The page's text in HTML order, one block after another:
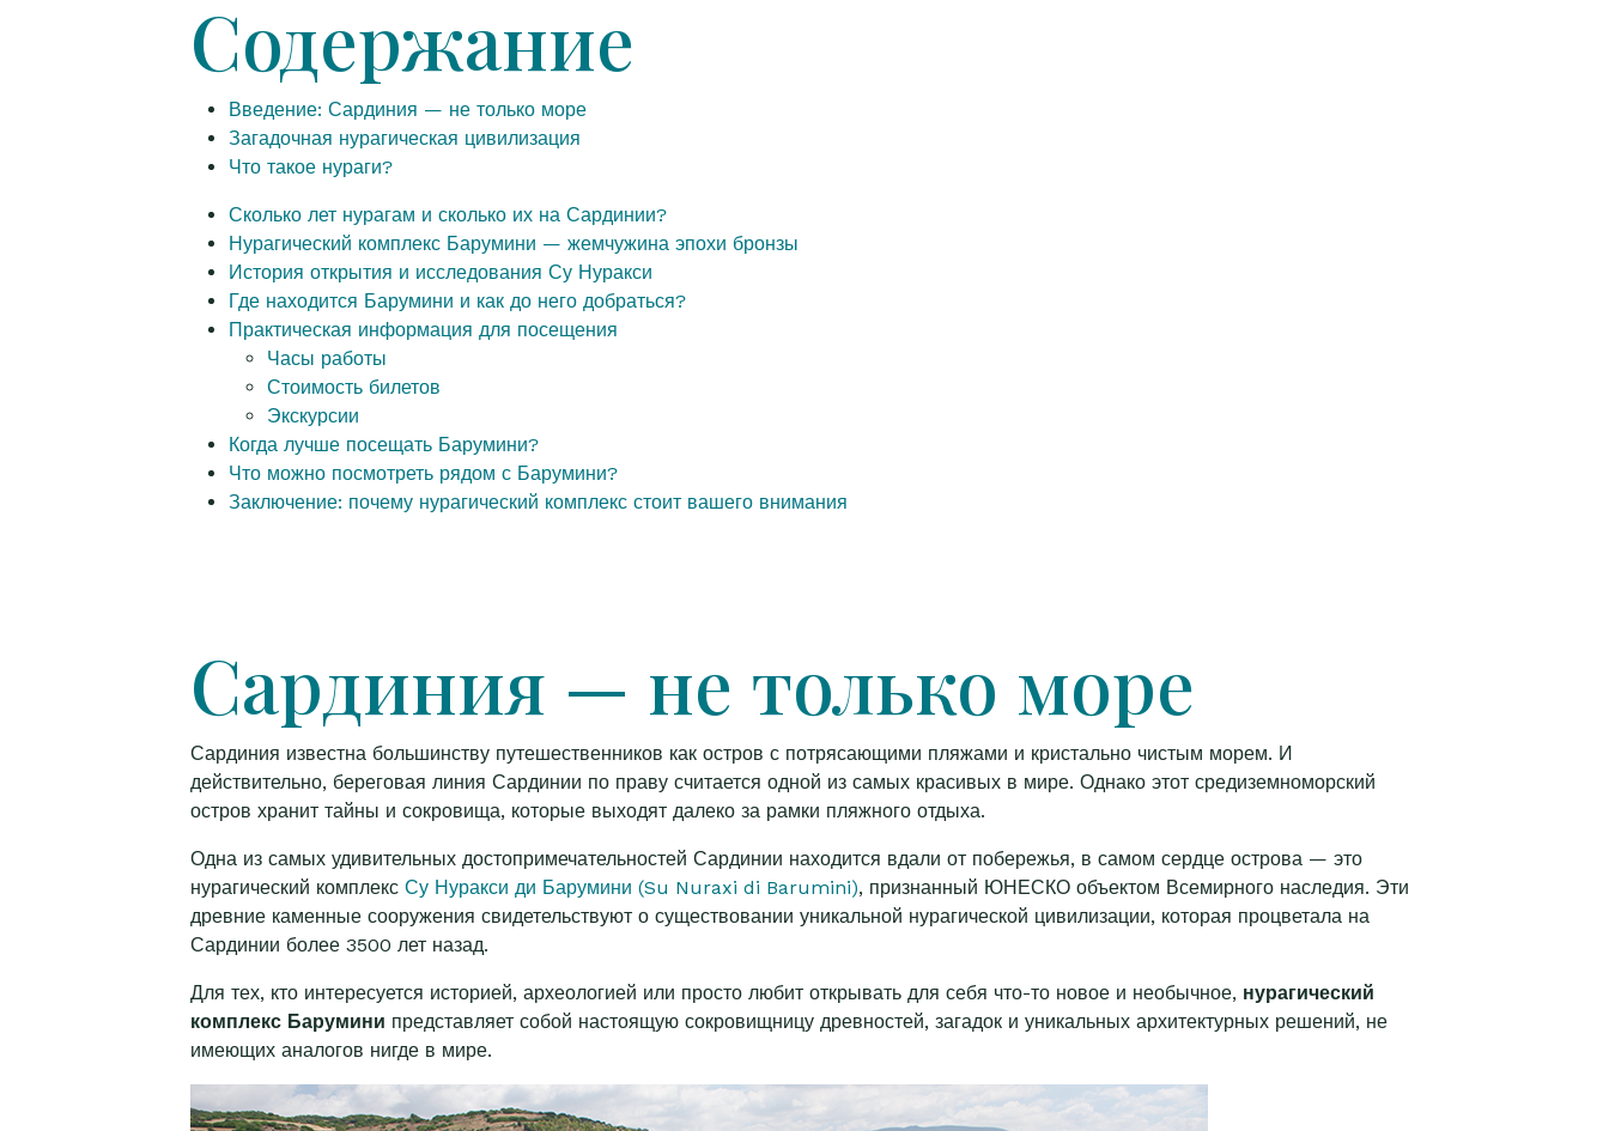
Содержание
Введение: Сардиния — не только море
Загадочная нурагическая цивилизация
Что такое нураги?
Сколько лет нурагам и сколько их на Сардинии?
Нурагический комплекс Барумини — жемчужина эпохи бронзы
История открытия и исследования Су Нуракси
Где находится Барумини и как до него добраться?
Практическая информация для посещения
Часы работы
Стоимость билетов
Экскурсии
Когда лучше посещать Барумини?
Что можно посмотреть рядом с Барумини?
Заключение: почему нурагический комплекс стоит вашего внимания
Сардиния — не только море
Сардиния известна большинству путешественников как остров с потрясающими пляжами и кристально чистым морем. И
действительно, береговая линия Сардинии по праву считается одной из самых красивых в мире. Однако этот средиземноморский
остров хранит тайны и сокровища, которые выходят далеко за рамки пляжного отдыха.
Одна из самых удивительных достопримечательностей Сардинии находится вдали от побережья, в самом сердце острова — это
нурагический комплекс Су Нуракси ди Барумини (Su Nuraxi di Barumini), признанный ЮНЕСКО объектом Всемирного наследия. Эти
древние каменные сооружения свидетельствуют о существовании уникальной нурагической цивилизации, которая процветала на
Сардинии более 3500 лет назад.
Для тех, кто интересуется историей, археологией или просто любит открывать для себя что-то новое и необычное, нурагический
комплекс Барумини представляет собой настоящую сокровищницу древностей, загадок и уникальных архитектурных решений, не
имеющих аналогов нигде в мире.